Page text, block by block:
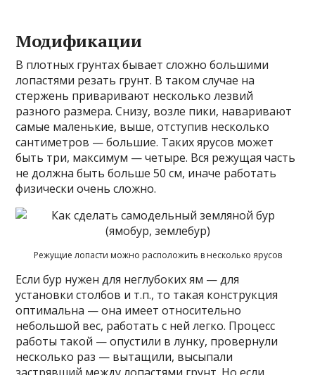
Модификации
В плотных грунтах бывает сложно большими
лопастями резать грунт. В таком случае на
стержень приваривают несколько лезвий
разного размера. Снизу, возле пики, наваривают
самые маленькие, выше, отступив несколько
сантиметров — большие. Таких ярусов может
быть три, максимум — четыре. Вся режущая часть
не должна быть больше 50 см, иначе работать
физически очень сложно.
Режущие лопасти можно расположить в несколько ярусов
Если бур нужен для неглубоких ям — для
установки столбов и т.п., то такая конструкция
оптимальна — она имеет относительно
небольшой вес, работать с ней легко. Процесс
работы такой — опустили в лунку, провернули
несколько раз — вытащили, высыпали